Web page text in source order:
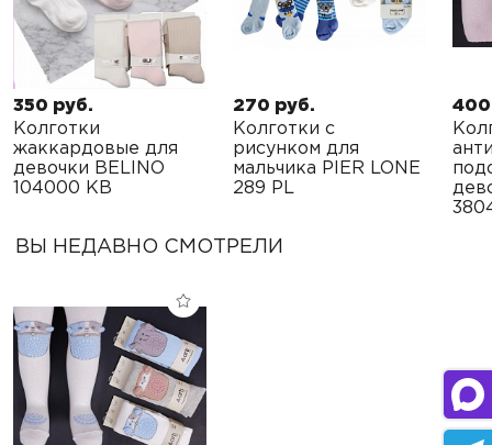
350 руб.
Колготки
жаккардовые для
девочки BELINO
104000 KB
270 руб.
Колготки с
рисунком для
мальчика PIER LONE
289 PL
400
ВЫ НЕДАВНО СМОТРЕЛИ